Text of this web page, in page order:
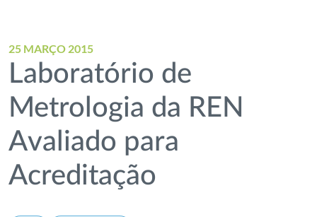
25 MARÇO 2015
Laboratório de
Metrologia da REN
Avaliado para
Acreditação